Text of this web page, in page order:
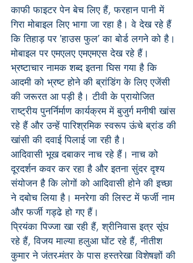
काफी फाइटर पेन बेच लिए हैं, फरहान पानी में
गिरा मोबाइल लिए भागा जा रहा है। वे देख रहे हैं
कि तिहाड़ पर ′हाउस फुल′ का बोर्ड लगने को है।
मोबाइल पर एमएलए एमएमएस देख रहे हैं।
भ्रष्टाचार नामक शब्द इतना घिस गया है कि
आदमी को भ्रष्ट होने की ब्रांडिंग के लिए एजेंसी
की जरूरत आ पड़ी है। टीवी के प्रायोजित
राष्ट्रीय पुनर्निर्माण कार्यक्रम में बुजुर्ग मनीषी खांस
रहे हैं और उन्हें पारिश्रमिक स्वरूप ऊंचे ब्रांड की
खांसी की दवाई पिलाई जा रही है।
आदिवासी भूख दबाकर नाच रहे हैं। नाच को
दूरदर्शन कवर कर रहा है और इतना सुंदर दृश्य
संयोजन है कि लोगों को आदिवासी होने की इच्छा
ने दबोच लिया है। मनरेगा की लिस्ट में फर्जी नाम
और फर्जी गड्ढे हो गए हैं।
प्रियंका पिज्जा खा रही हैं, श्रीनिवास इत्र सूंघ
रहे हैं, विजय माल्या हलुआ घोंट रहे हैं, नीतीश
कुमार ने जंतर-मंतर के पास हस्तरेखा विशेषज्ञों की